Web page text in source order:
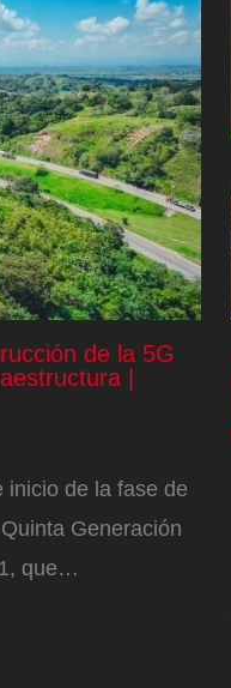
de la 5G
|
inicio de la fase de
Generación
que…